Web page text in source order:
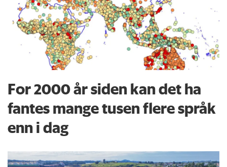
For 2000 år siden kan det ha
fantes mange tusen flere språk
enn i dag